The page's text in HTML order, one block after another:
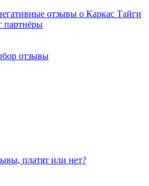
отзывы о Каркас Тайги
партнёры
отзывы
платят или нет?